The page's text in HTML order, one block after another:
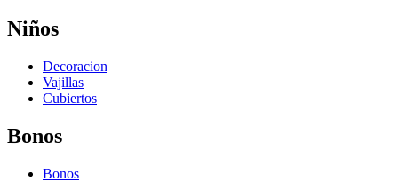
Niños
Decoracion
Vajillas
Cubiertos
Bonos
Bonos